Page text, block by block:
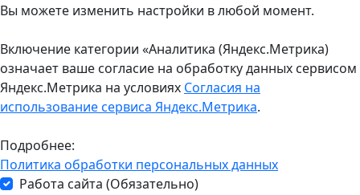
Вы можете изменить настройки в любой момент.
Включение категории «Аналитика (Яндекс.Метрика)
означает ваше согласие на обработку данных сервисом
Яндекс.Метрика на условиях Согласия на
использование сервиса Яндекс.Метрика.
Подробнее:
Политика обработки персональных данных
Работа сайта (Обязательно)